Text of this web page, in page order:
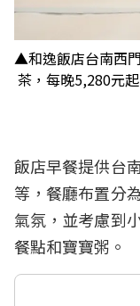
▲和逸飯店台南西
茶，每晚5,280元
飯店早餐提供台
等，餐廳布置分
氣氛，並考慮到
餐點和寶寶粥。